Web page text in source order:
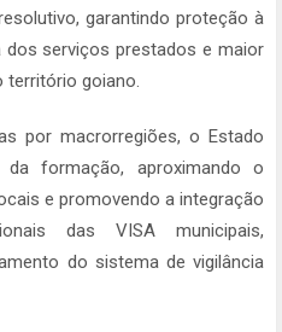
garantindo proteção à
dos serviços prestados e maior
território goiano.
por macrorregiões, o Estado
da formação, aproximando o
e promovendo a integração
das VISA municipais,
do sistema de vigilância